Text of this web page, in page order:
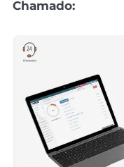
Chamado: